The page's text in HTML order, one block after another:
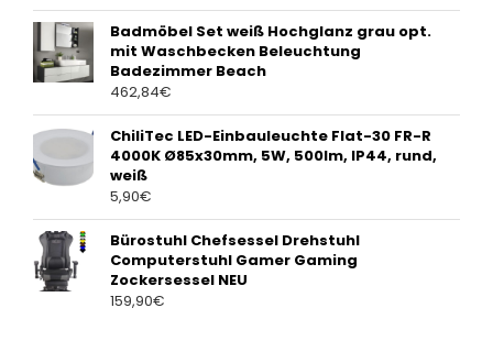
Badmöbel Set weiß Hochglanz grau opt.
mit Waschbecken Beleuchtung
Badezimmer Beach
462,84€
ChiliTec LED-Einbauleuchte Flat-30 FR-R
4000K Ø85x30mm, 5W, 500lm, IP44, rund,
weiß
5,90€
Bürostuhl Chefsessel Drehstuhl
Computerstuhl Gamer Gaming
Zockersessel NEU
159,90€